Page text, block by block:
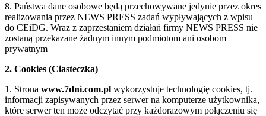
8. Państwa dane osobowe będą przechowywane jedynie przez okres
realizowania przez NEWS PRESS zadań wypływających z wpisu
do CEiDG. Wraz z zaprzestaniem działań firmy NEWS PRESS nie
zostaną przekazane żadnym innym podmiotom ani osobom
prywatnym
2. Cookies (Ciasteczka)
1. Strona www.7dni.com.pl wykorzystuje technologię cookies, tj.
informacji zapisywanych przez serwer na komputerze użytkownika,
które serwer ten może odczytać przy każdorazowym połączeniu się